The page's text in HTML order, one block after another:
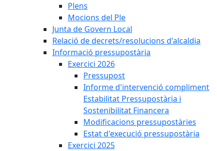
Plens
Mocions del Ple
Junta de Govern Local
Relació de decrets/resolucions d'alcaldia
Informació pressupostària
Exercici 2026
Pressupost
Informe d'intervenció compliment
Estabilitat Pressupostària i
Sostenibilitat Financera
Modificacions pressupostàries
Estat d'execució pressupostària
Exercici 2025